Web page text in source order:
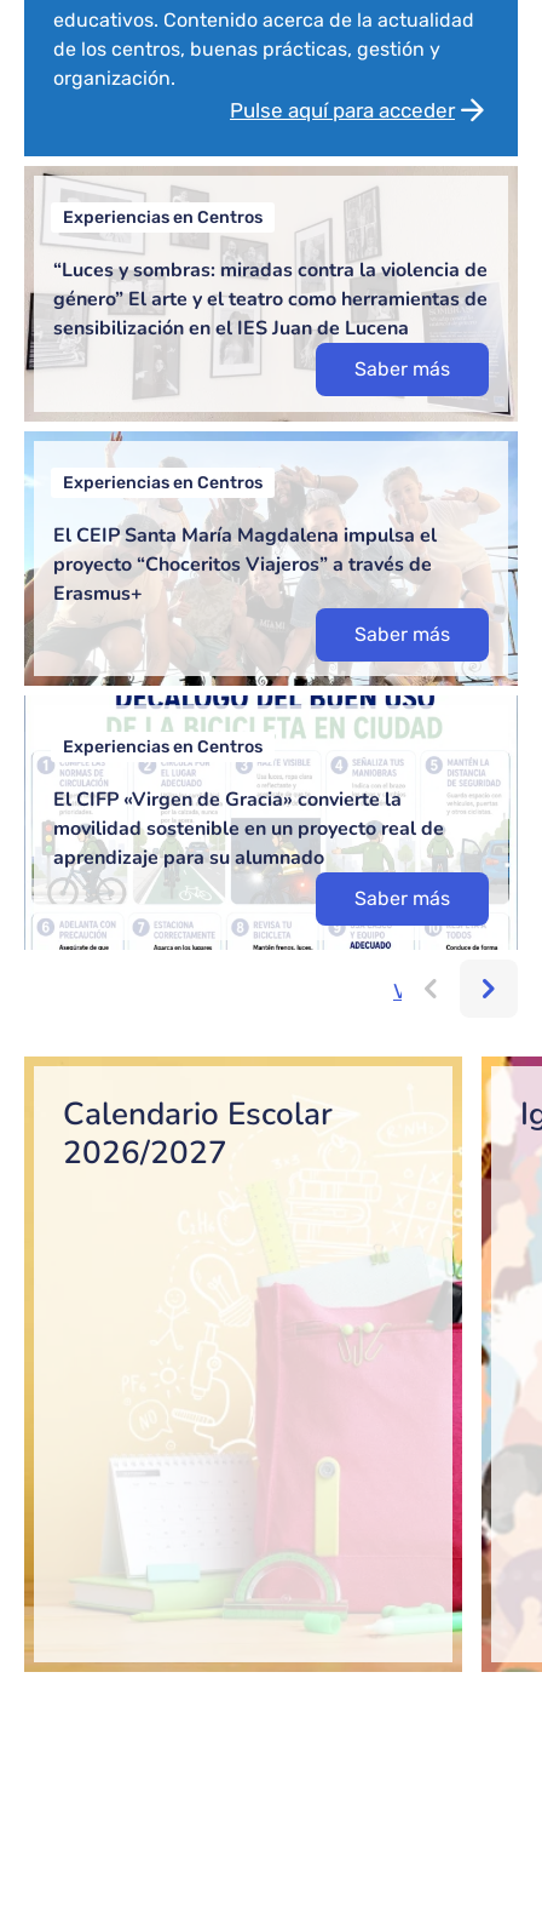
educativos. Contenido acerca de la actualidad
de los centros, buenas prácticas, gestión y
organización.
Pulse aquí para acceder
Experiencias en Centros
“Luces y sombras: miradas contra la violencia de
género” El arte y el teatro como herramientas de
sensibilización en el IES Juan de Lucena
Saber más
Experiencias en Centros
El CEIP Santa María Magdalena impulsa el
proyecto “Choceritos Viajeros” a través de
Erasmus+
Saber más
Experiencias en Centros
El CIFP «Virgen de Gracia» convierte la
movilidad sostenible en un proyecto real de
aprendizaje para su alumnado
Saber más
Ver más...
Bloque de contenido
Calendario Escolar
2026/2027